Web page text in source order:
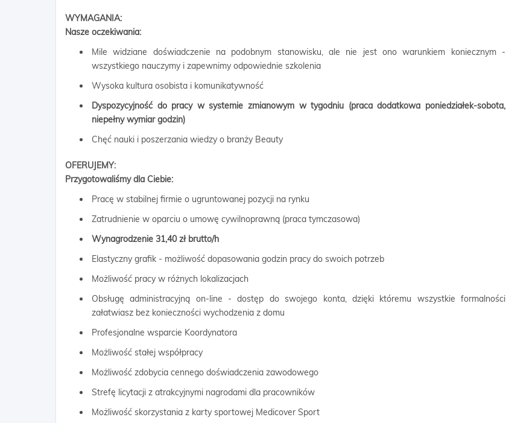
WYMAGANIA:
Nasze oczekiwania:
Mile widziane doświadczenie na podobnym stanowisku, ale nie jest ono warunkiem koniecznym -
wszystkiego nauczymy i zapewnimy odpowiednie szkolenia
Wysoka kultura osobista i komunikatywność
Dyspozycyjność do pracy w systemie zmianowym w tygodniu (praca dodatkowa poniedziałek-sobota,
niepełny wymiar godzin)
Chęć nauki i poszerzania wiedzy o branży Beauty
OFERUJEMY:
Przygotowaliśmy dla Ciebie:
Pracę w stabilnej firmie o ugruntowanej pozycji na rynku
Zatrudnienie w oparciu o umowę cywilnoprawną (praca tymczasowa)
Wynagrodzenie 31,40 zł brutto/h​
Elastyczny grafik - możliwość dopasowania godzin pracy do swoich potrzeb
Możliwość pracy w różnych lokalizacjach
Obsługę administracyjną on-line - dostęp do swojego konta, dzięki któremu wszystkie formalności
załatwiasz bez konieczności wychodzenia z domu
Profesjonalne wsparcie Koordynatora
Możliwość stałej współpracy
Możliwość zdobycia cennego doświadczenia zawodowego
Strefę licytacji z atrakcyjnymi nagrodami dla pracowników
Możliwość skorzystania z karty sportowej Medicover Sport